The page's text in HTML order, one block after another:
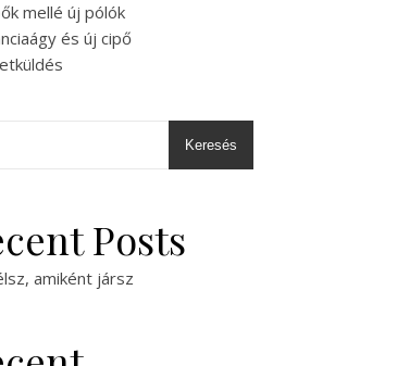
mellé új pólók
és új cipő
Keresés
Posts
amiként jársz